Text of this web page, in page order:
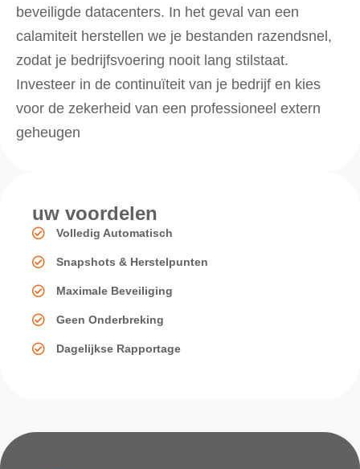
beveiligde datacenters. In het geval van een
calamiteit herstellen we je bestanden razendsnel,
zodat je bedrijfsvoering nooit lang stilstaat.
Investeer in de continuïteit van je bedrijf en kies
voor de zekerheid van een professioneel extern
geheugen
uw voordelen
Volledig Automatisch
Snapshots & Herstelpunten
Maximale Beveiliging
Geen Onderbreking
Dagelijkse Rapportage